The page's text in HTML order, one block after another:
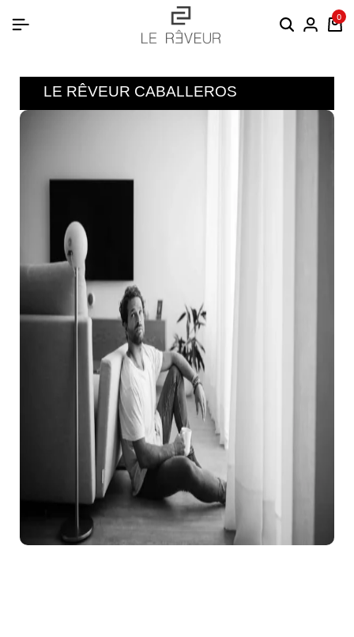
0
LE RÊVEUR CABALLEROS